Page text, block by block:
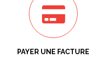
PAYER UNE FACTURE